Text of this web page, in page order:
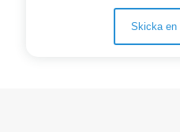
Skicka en